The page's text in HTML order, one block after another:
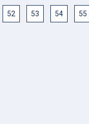
52 53 54 55